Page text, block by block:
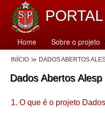
Home Sobre o projeto
INÍCIO DADOS ABERTOS
Dados Abertos Alesp
1. O que é o projeto